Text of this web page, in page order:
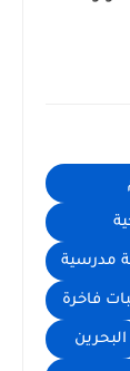
مدرسية
فاخرة
البحرين